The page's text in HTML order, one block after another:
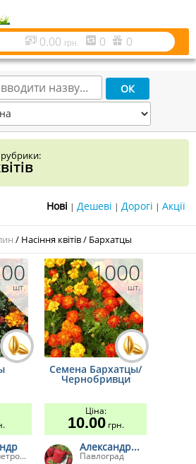
0.00 грн. 0 0
рубрики:
| | |
/ Насіння квітів/ Бархатцы
шт.
1000
шт.
Семена Бархатцы/
Чернобривци
Ціна:
10.00грн.
Александр...
Павлоград